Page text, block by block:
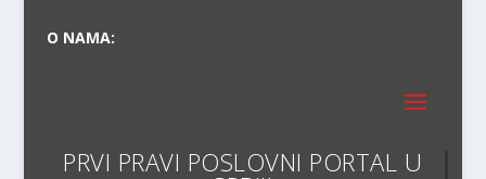
O NAMA:
PRVI PRAVI POSLOVNI PORTAL